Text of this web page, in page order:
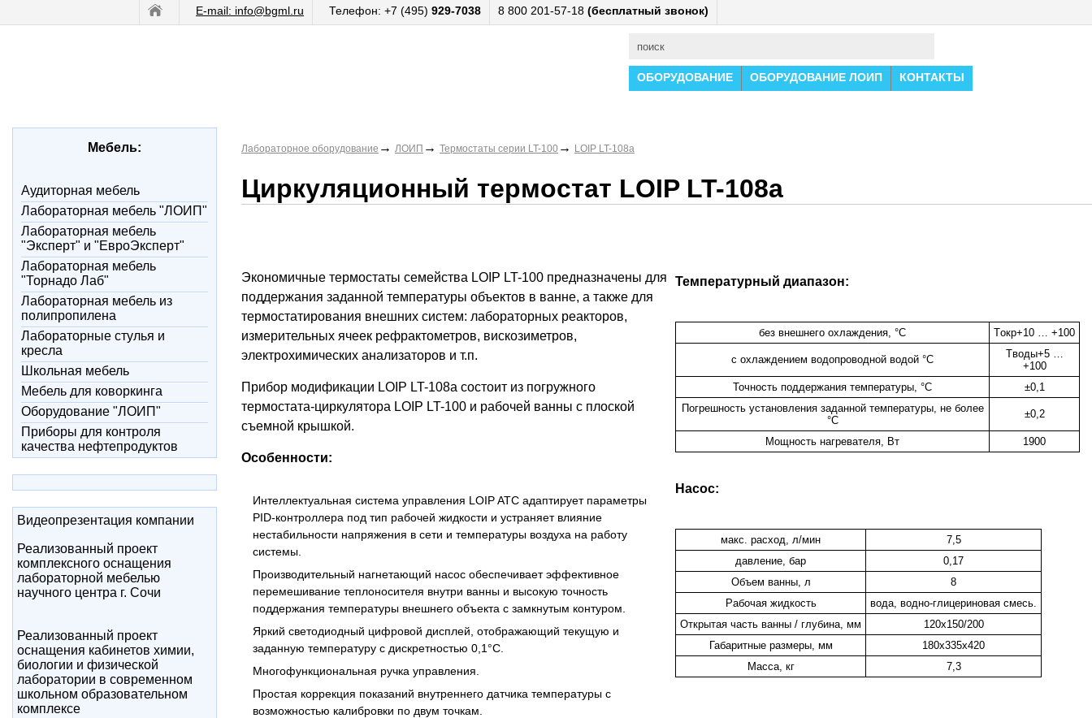
E-mail: info@bgml.ru Телефон: +7 (495) 929-7038 8 800 201-57-18 (бесплатный звонок)
ОБОРУДОВАНИЕ ОБОРУДОВАНИЕ ЛОИП КОНТАКТЫ
Мебель:
Аудиторная мебель
Лабораторная мебель "ЛОИП"
Лабораторная мебель
"Эксперт" и "ЕвроЭксперт"
Лабораторная мебель
"Торнадо Лаб"
Лабораторная мебель из
полипропилена
Лабораторные стулья и
кресла
Школьная мебель
Мебель для коворкинга
Оборудование "ЛОИП"
Приборы для контроля
качества нефтепродуктов
Видеопрезентация компании
Реализованный проект
комплексного оснащения
лабораторной мебелью
научного центра г. Сочи
Реализованный проект
оснащения кабинетов химии,
биологии и физической
лаборатории в современном
школьном образовательном
комплексе
Лабораторное оборудование → ЛОИП → Термостаты серии LT-100 → LOIP LT-108a
Циркуляционный термостат LOIP LT-108a
Экономичные термостаты семейства LOIP LT-100 предназначены для
поддержания заданной температуры объектов в ванне, а также для
термостатирования внешних систем: лабораторных реакторов,
измерительных ячеек рефрактометров, вискозиметров,
электрохимических анализаторов и т.п.
Прибор модификации LOIP LT-108a состоит из погружного
термостата-циркулятора LOIP LT-100 и рабочей ванны с плоской
съемной крышкой.
Особенности:
Интеллектуальная система управления LOIP ATC адаптирует параметры
PID-контроллера под тип рабочей жидкости и устраняет влияние
нестабильности напряжения в сети и температуры воздуха на работу
системы.
Производительный нагнетающий насос обеспечивает эффективное
перемешивание теплоносителя внутри ванны и высокую точность
поддержания температуры внешнего объекта с замкнутым контуром.
Яркий светодиодный цифровой дисплей, отображающий текущую и
заданную температуру с дискретностью 0,1°С.
Многофункциональная ручка управления.
Простая коррекция показаний внутреннего датчика температуры с
возможностью калибровки по двум точкам.
Температурный диапазон:
без внешнего охлаждения, °С Tокр+10 … +100
с охлаждением водопроводной водой °С
Tводы+5 …
+100
Точность поддержания температуры, °С
±0,1
Погрешность установления заданной температуры, не более
°С
±0,2
Мощность нагревателя, Вт 1900
Насос:
макс. расход, л/мин
7,5
давление, бар
0,17
Объем ванны, л
8
Рабочая жидкость
вода, водно-глицериновая смесь.
Открытая часть ванны / глубина, мм
120х150/200
Габаритные размеры, мм
180х335х420
Масса, кг
7,3